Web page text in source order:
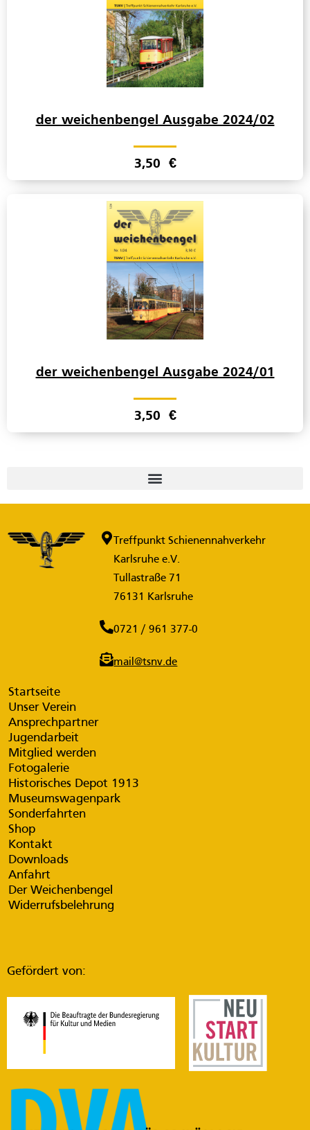
der weichenbengel Ausgabe 2024/02
3,50 €
der weichenbengel Ausgabe 2024/01
3,50 €
Treffpunkt Schienennahverkehr
Karlsruhe e.V.
Tullastraße 71
76131 Karlsruhe
0721 / 961 377-0
mail@tsnv.de
Startseite
Unser Verein
Ansprechpartner
Jugendarbeit
Mitglied werden
Fotogalerie
Historisches Depot 1913
Museumswagenpark
Sonderfahrten
Shop
Kontakt
Downloads
Anfahrt
Der Weichenbengel
Widerrufsbelehrung
Gefördert von: